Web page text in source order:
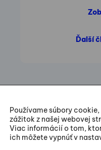
Ďalší
19.10.2026
Používame súbory
zážitok z našej webovej
Viac informácií o tom,
ich môžete vypnúť v